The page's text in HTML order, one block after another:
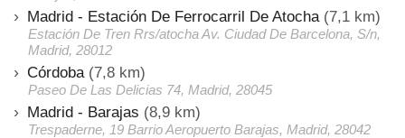
Madrid - Estación De Ferrocarril De Atocha (7,1 km)
Estación De Tren Rrs/atocha Av. Ciudad De Barcelona, S/n,
Madrid, 28012
Córdoba (7,8 km)
Paseo De Las Delicias 74, Madrid, 28045
Madrid - Barajas (8,9 km)
Trespaderne, 19 Barrio Aeropuerto Barajas, Madrid, 28042